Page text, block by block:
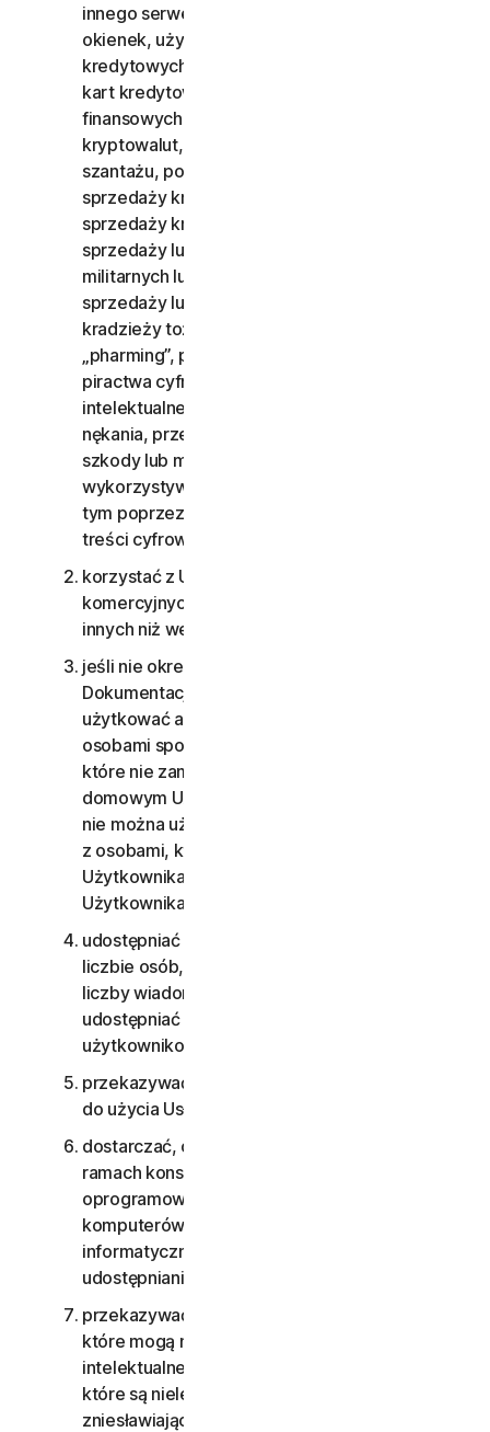
innego serwera), wyświetlania wyskakujących
okienek, używania kradzionych kart
kredytowych, dokonywania oszustw za pomocą
kart kredytowych, dokonywania oszustw
finansowych, dokonywania oszustw za pomocą
kryptowalut, maskowania, wymuszania,
szantażu, porwania, gwałtu, morderstwa,
sprzedaży kradzionych kart kredytowych,
sprzedaży kradzionych przedmiotów, ofert
sprzedaży lub kupna towarów nielegalnych,
militarnych lub podwójnego zastosowania, ofert
sprzedaży lub kupna substancji kontrolowanych,
kradzieży tożsamości, hakerstwa, ataków typu
„pharming”, przechwytywania informacji,
piractwa cyfrowego, naruszania własności
intelektualnej i innych podobnych czynności; lub
nękania, prześladowania, gróźb, wyrządzania
szkody lub monitorowania innych osób albo
wykorzystywania dzieci w jakikolwiek sposób, w
tym poprzez materiały audio, wideo, fotografie,
treści cyfrowe itd.;
korzystać z Usług konsumenckich w celach
komercyjnych lub z Usług biznesowych w celach
innych niż wewnętrzne cele biznesowe;
jeśli nie określono inaczej w Umowie LSA lub
Dokumentacji, Usług konsumenckich nie można
użytkować ani współdzielić z członkami rodziny,
osobami spoza rodziny ani innymi osobami,
które nie zamieszkują w gospodarstwie
domowym Użytkownika, a Usług biznesowych
nie można użytkować, ani współdzielić
z osobami, które nie są pracownikami
Użytkownika, ani częścią Małej firmy
Użytkownika;
udostępniać danych lub innych treści nadmiernej
liczbie osób, w tym bez wyjątku wysyłać dużej
liczby wiadomości do dużej liczby osób lub
udostępniać treści osobom, które nie są znane
użytkownikowi i nie znają go;
przekazywać, podnajmować i wypożyczać praw
do użycia Usług;
dostarczać, oferować ani udostępniać Usług w
ramach konserwacji sprzętu lub
oprogramowania, Usług udostępniania
komputerów z oprogramowaniem, Usług
informatycznych lub Usług przetwarzania i
udostępniania danych;
przekazywać ani przechowywać materiałów,
które mogą naruszać prawa własności
intelektualnej lub inne prawa osób trzecich albo
które są nielegalne, niedozwolone,
zniesławiające, oszczercze bądź naruszające